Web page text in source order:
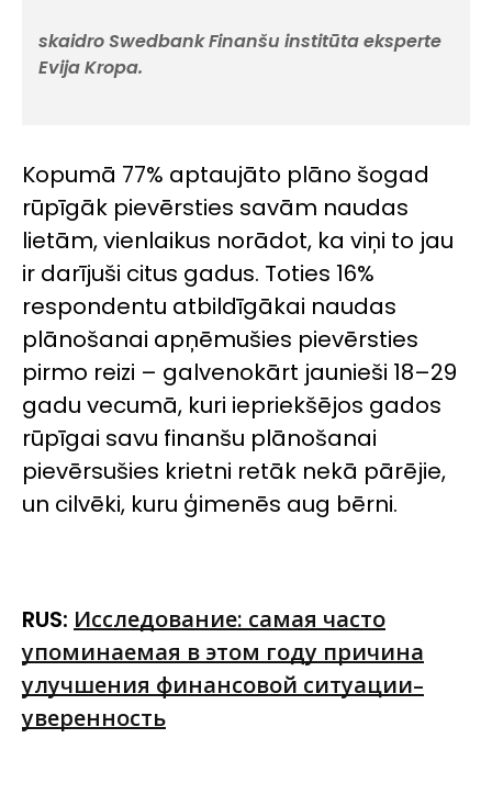
skaidro Swedbank Finanšu institūta eksperte
Evija Kropa.
Kopumā 77% aptaujāto plāno šogad
rūpīgāk pievērsties savām naudas
lietām, vienlaikus norādot, ka viņi to jau
ir darījuši citus gadus. Toties 16%
respondentu atbildīgākai naudas
plānošanai apņēmušies pievērsties
pirmo reizi – galvenokārt jaunieši 18–29
gadu vecumā, kuri iepriekšējos gados
rūpīgai savu finanšu plānošanai
pievērsušies krietni retāk nekā pārējie,
un cilvēki, kuru ģimenēs aug bērni.
RUS: Исследование: самая часто
упоминаемая в этом году причина
улучшения финансовой ситуации–
уверенность